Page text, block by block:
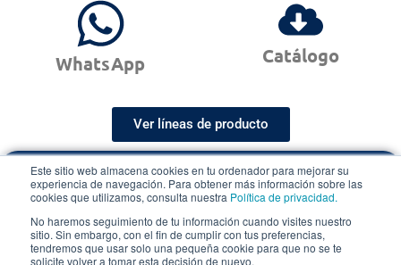
Este sitio web almacena cookies en tu ordenador para mejorar su
experiencia de navegación. Para obtener más información sobre las
cookies que utilizamos, consulta nuestra Política de privacidad.
No haremos seguimiento de tu información cuando visites nuestro
sitio. Sin embargo, con el fin de cumplir con tus preferencias,
tendremos que usar solo una pequeña cookie para que no se te
solicite volver a tomar esta decisión de nuevo.
WhatsApp Catálogo
Ver líneas de producto
Cotización Rápida
en menos de 48 horas hábiles
Cotización express